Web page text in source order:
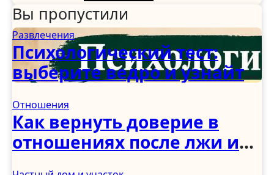
Вы пропустили
Развлечения
Психологический тест:
выберите ведро и узнайте,
трудностями
Отношения
Как вернуть доверие в
отношениях после лжи и